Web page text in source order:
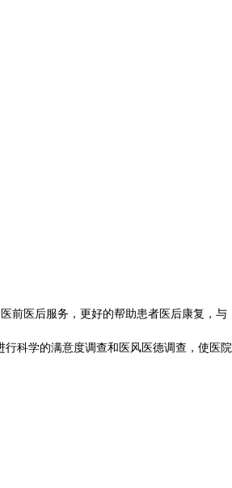
前医后服务，更好的帮助患者医后康复，与
科学的满意度调查和医风医德调查，使医院